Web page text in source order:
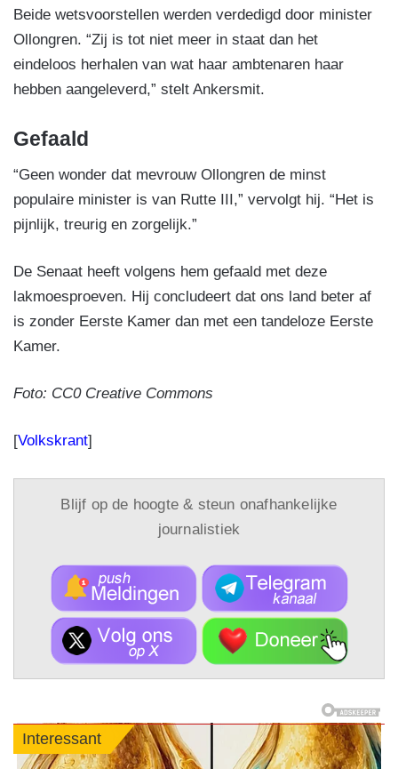
Beide wetsvoorstellen werden verdedigd door minister
Ollongren. “Zij is tot niet meer in staat dan het
eindeloos herhalen van wat haar ambtenaren haar
hebben aangeleverd,” stelt Ankersmit.
Gefaald
“Geen wonder dat mevrouw Ollongren de minst
populaire minister is van Rutte III,” vervolgt hij. “Het is
pijnlijk, treurig en zorgelijk.”
De Senaat heeft volgens hem gefaald met deze
lakmoesproeven. Hij concludeert dat ons land beter af
is zonder Eerste Kamer dan met een tandeloze Eerste
Kamer.
Foto: CC0 Creative Commons
[Volkskrant]
Blijf op de hoogte & steun onafhankelijke
journalistiek
Interessant